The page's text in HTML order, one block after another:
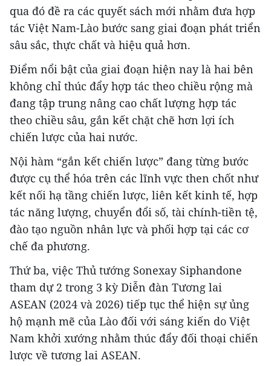
qua đó đề ra các quyết sách mới nhằm đưa hợp
tác Việt Nam-Lào bước sang giai đoạn phát triển
sâu sắc, thực chất và hiệu quả hơn.
Điểm nổi bật của giai đoạn hiện nay là hai bên
không chỉ thúc đẩy hợp tác theo chiều rộng mà
đang tập trung nâng cao chất lượng hợp tác
theo chiều sâu, gắn kết chặt chẽ hơn lợi ích
chiến lược của hai nước.
Nội hàm “gắn kết chiến lược” đang từng bước
được cụ thể hóa trên các lĩnh vực then chốt như
kết nối hạ tầng chiến lược, liên kết kinh tế, hợp
tác năng lượng, chuyển đổi số, tài chính-tiền tệ,
đào tạo nguồn nhân lực và phối hợp tại các cơ
chế đa phương.
Thứ ba, việc Thủ tướng Sonexay Siphandone
tham dự 2 trong 3 kỳ Diễn đàn Tương lai
ASEAN (2024 và 2026) tiếp tục thể hiện sự ủng
hộ mạnh mẽ của Lào đối với sáng kiến do Việt
Nam khởi xướng nhằm thúc đẩy đối thoại chiến
lược về tương lai ASEAN.